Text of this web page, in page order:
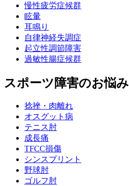
慢性疲労症候群
眩暈
耳鳴り
自律神経失調症
起立性調節障害
過敏性腸症候群
スポーツ障害のお悩み
捻挫・肉離れ
オスグット病
テニス肘
成長痛
TFCC損傷
シンスプリント
野球肘
ゴルフ肘